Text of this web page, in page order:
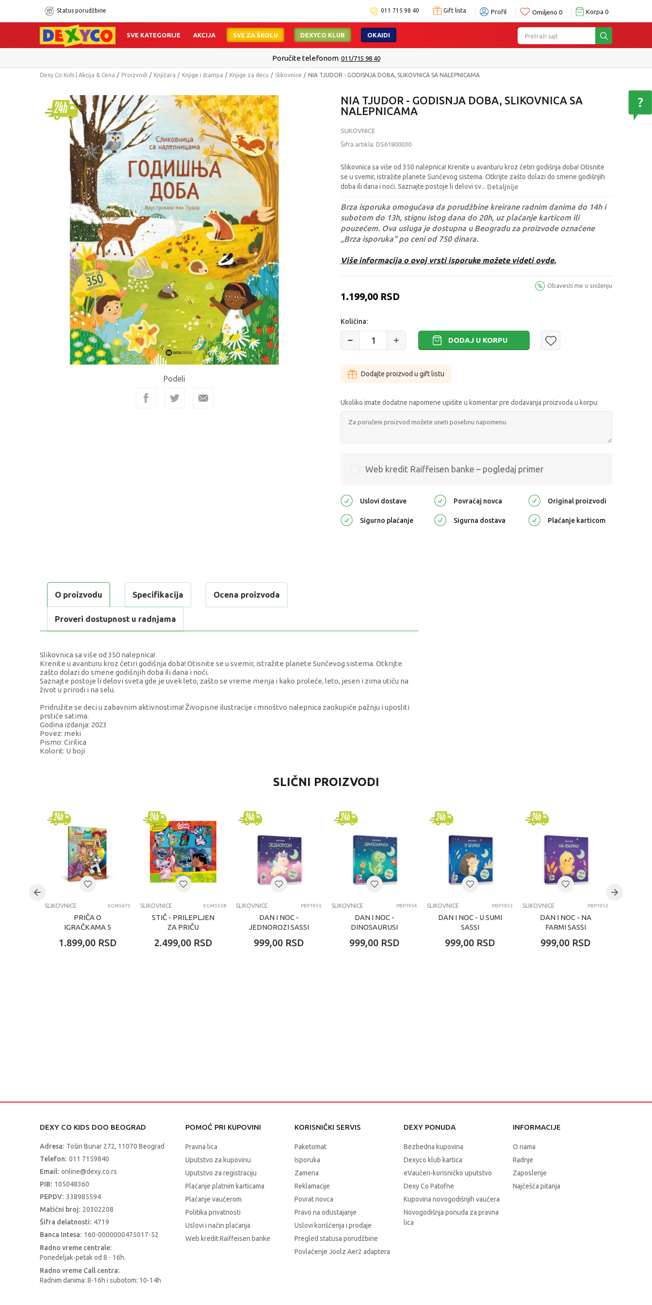
Status porudžbine 011 715 98 40 Gift lista Profil Omiljeno 0 Korpa 0
Pretraži sajt
SVE KATEGORIJE AKCIJA SVE ZA ŠKOLU DEXYCO KLUB OKAIDI
Poručite telefonom 011/715 98 40
Dexy Co Kids | Akcija & Cena Proizvodi Knjižara Knjige i štampa Knjige za decu Slikovnice NIA TJUDOR - GODISNJA DOBA, SLIKOVNICA SA NALEPNICAMA
Podeli
NIA TJUDOR - GODISNJA DOBA, SLIKOVNICA SA
NALEPNICAMA
SLIKOVNICE
Šifra artikla: DS61800030
Slikovnica sa više od 350 nalepnica! Krenite u avanturu kroz četiri godišnja doba! Otisnite
se u svemir, istražite planete Sunčevog sistema. Otkrijte zašto dolazi do smene godišnjih
doba ili dana i noći. Saznajte postoje li delovi sv... Detaljnije
Brza isporuka omogućava da porudžbine kreirane radnim danima do 14h i
subotom do 13h, stignu istog dana do 20h, uz plaćanje karticom ili
pouzećem. Ova usluga je dostupna u Beogradu za proizvode označene
„Brza isporuka“ po ceni od 750 dinara.
Više informacija o ovoj vrsti isporuke možete videti ovde.
1.199,00 RSD
Obavesti me o sniženju
Količina:
DODAJ U KORPU
Dodajte proizvod u gift listu
Ukoliko imate dodatne napomene upišite u komentar pre dodavanja proizvoda u korpu:
Web kredit Raiffeisen banke – pogledaj primer
Uslovi dostave Povraćaj novca Original proizvodi
Sigurno plaćanje Sigurna dostava Plaćanje karticom
O proizvodu Specifikacija Ocena proizvoda
Proveri dostupnost u radnjama
Slikovnica sa više od 350 nalepnica!
Krenite u avanturu kroz četiri godišnja doba! Otisnite se u svemir, istražite planete Sunčevog sistema. Otkrijte
zašto dolazi do smene godišnjih doba ili dana i noći.
Saznajte postoje li delovi sveta gde je uvek leto, zašto se vreme menja i kako proleće, leto, jesen i zima utiču na
život u prirodi i na selu.
Pridružite se deci u zabavnim aktivnostima! Živopisne ilustracije i mnoštvo nalepnica zaokupiće pažnju i uposliti
prstiće satima.
Godina izdanja: 2023
Povez: meki
Pismo: Cirilica
Kolorit: U boji
Slikovnice
Brend
Uzrast 7-8 godina
SLIČNI PROIZVODI
SLIKOVNICE EGM5675
PRIČA O
IGRAČKAMA 5
1.899,00 RSD
SLIKOVNICE EGM5538
STIČ - PRILEPLJEN
ZA PRIČU
2.499,00 RSD
SLIKOVNICE PBP1955
DAN I NOC -
JEDNOROZI SASSI
999,00 RSD
SLIKOVNICE PBP1954
DAN I NOC -
DINOSAURUSI
999,00 RSD
SLIKOVNICE PBP1953
DAN I NOC - U SUMI
SASSI
999,00 RSD
SLIKOVNICE PBP1952
DAN I NOC - NA
FARMI SASSI
999,00 RSD
DEXY CO KIDS DOO BEOGRAD
Adresa: Tošin Bunar 272, 11070 Beograd
Telefon: 011 7159840
Email: online@dexy.co.rs
PIB: 105048360
PEPDV: 338985594
Matični broj: 20302208
Šifra delatnosti: 4719
Banca Intesa: 160-0000000475017-52
Radno vreme centrale:
Ponedeljak-petak od 8 - 16h.
Radno vreme Call centra:
Radnim danima: 8-16h i subotom: 10-14h
POMOĆ PRI KUPOVINI
Pravna lica
Uputstvo za kupovinu
Uputstvo za registraciju
Plaćanje platnim karticama
Plaćanje vaučerom
Politika privatnosti
Uslovi i način plaćanja
Web kredit Raiffeisen banke
KORISNIČKI SERVIS
Paketomat
Isporuka
Zamena
Reklamacije
Povrat novca
Pravo na odustajanje
Uslovi korišćenja i prodaje
Pregled statusa porudžbine
Povlačenje Joolz Aer2 adaptera
DEXY PONUDA
Bezbedna kupovina
Dexyco klub kartica
eVaučeri-korisničko uputstvo
Dexy Co Patofne
Kupovina novogodišnjih vaučera
Novogodišnja ponuda za pravna
lica
INFORMACIJE
O nama
Radnje
Zaposlenje
Najčešća pitanja